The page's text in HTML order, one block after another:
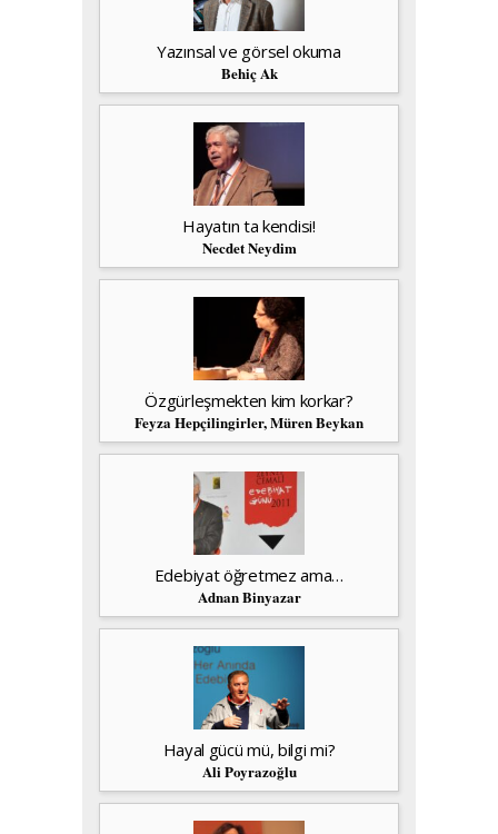
Yazınsal ve görsel okuma
Behiç Ak
Hayatın ta kendisi!
Necdet Neydim
Özgürleşmekten kim korkar?
Feyza Hepçilingirler, Müren Beykan
Edebiyat öğretmez ama…
Adnan Binyazar
Hayal gücü mü, bilgi mi?
Ali Poyrazoğlu